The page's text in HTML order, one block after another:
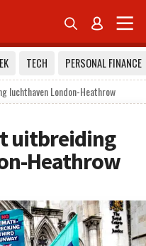
 
TECH
PERSONAL FINANCE
luchthaven London-Heathrow
uitbreiding
Heathrow